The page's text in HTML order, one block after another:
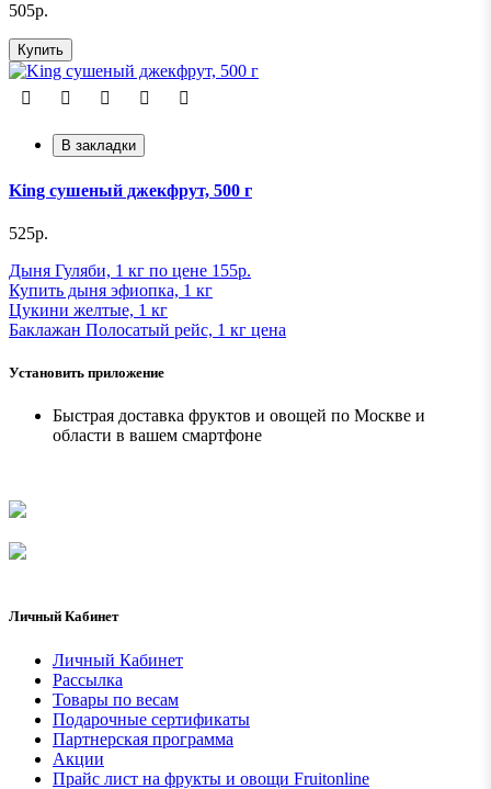
505р.
Купить
В закладки
King сушеный джекфрут, 500 г
525р.
Дыня Гуляби, 1 кг по цене 155р.
Купить дыня эфиопка, 1 кг
Цукини желтые, 1 кг
Баклажан Полосатый рейс, 1 кг ценa
Установить приложение
Быстрая доставка фруктов и овощей по Москве и
области в вашем смартфоне
Личный Кабинет
Личный Кабинет
Рассылка
Товары по весам
Подарочные сертификаты
Партнерская программа
Акции
Прайс лист на фрукты и овощи Fruitonline